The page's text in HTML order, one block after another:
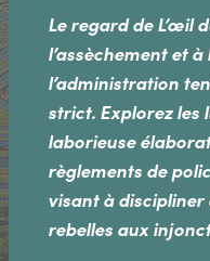
Le regard de L’œil
l’assèchement et
l’administration
strict. Explorez les
laborieuse
règlements de
visant à discipliner
rebelles aux